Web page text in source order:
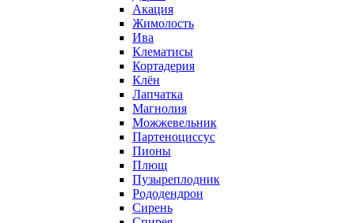
Акация
Жимолость
Ива
Клематисы
Кортадерия
Клён
Лапчатка
Магнолия
Можжевельник
Партеноциссус
Пионы
Плющ
Пузыреплодник
Рододендрон
Сирень